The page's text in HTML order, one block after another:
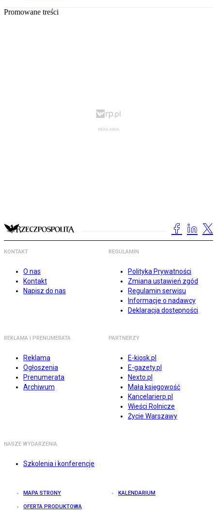
Promowane treści
KONTAKT
O nas
Kontakt
Napisz do nas
REGULAMIN
Polityka Prywatności
Zmiana ustawień zgód
Regulamin serwisu
Informacje o nadawcy
Deklaracja dostępności
REKLAMA I PRENUMERATA
Reklama
Ogłoszenia
Prenumerata
Archiwum
PARTNERZY
E-kiosk.pl
E-gazety.pl
Nexto.pl
Mała księgowość
Kancelarierp.pl
Wieści Rolnicze
Życie Warszawy
NASZE WYDARZENIA
Szkolenia i konferencje
MAPA STRONY KALENDARIUM
OFERTA PRODUKTOWA